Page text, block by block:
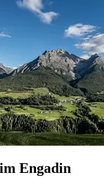
Engadin